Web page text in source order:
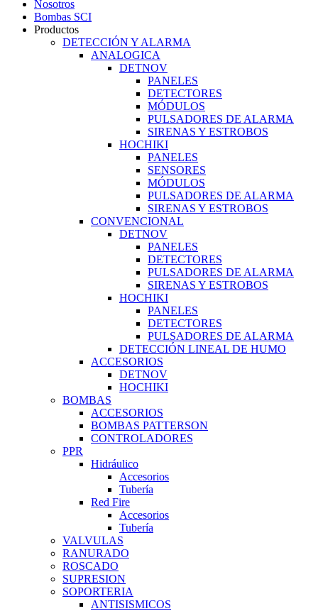
Nosotros
Bombas SCI
Productos
DETECCIÓN Y ALARMA
ANALOGICA
DETNOV
PANELES
DETECTORES
MÓDULOS
PULSADORES DE ALARMA
SIRENAS Y ESTROBOS
HOCHIKI
PANELES
SENSORES
MÓDULOS
PULSADORES DE ALARMA
SIRENAS Y ESTROBOS
CONVENCIONAL
DETNOV
PANELES
DETECTORES
PULSADORES DE ALARMA
SIRENAS Y ESTROBOS
HOCHIKI
PANELES
DETECTORES
PULSADORES DE ALARMA
DETECCIÓN LINEAL DE HUMO
ACCESORIOS
DETNOV
HOCHIKI
BOMBAS
ACCESORIOS
BOMBAS PATTERSON
CONTROLADORES
PPR
Hidráulico
Accesorios
Tubería
Red Fire
Accesorios
Tubería
VALVULAS
RANURADO
ROSCADO
SUPRESION
SOPORTERIA
ANTISISMICOS